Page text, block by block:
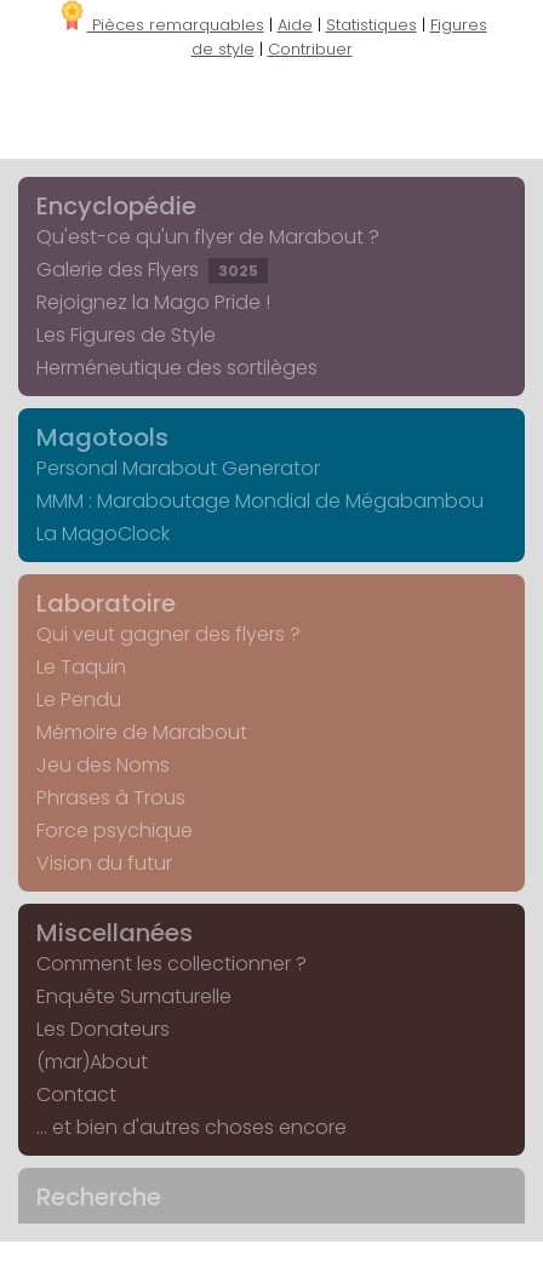
Pièces remarquables | Aide | Statistiques | Figures
de style | Contribuer
Encyclopédie
Qu'est-ce qu'un flyer de Marabout ?
Galerie des Flyers
3025
Rejoignez la Mago Pride !
Les Figures de Style
Herméneutique des sortilèges
Magotools
Personal Marabout Generator
MMM : Maraboutage Mondial de Mégabambou
La MagoClock
Laboratoire
Qui veut gagner des flyers ?
Le Taquin
Le Pendu
Mémoire de Marabout
Jeu des Noms
Phrases à Trous
Force psychique
Vision du futur
Miscellanées
Comment les collectionner ?
Enquête Surnaturelle
Les Donateurs
(mar)About
Contact
... et bien d'autres choses encore
Recherche